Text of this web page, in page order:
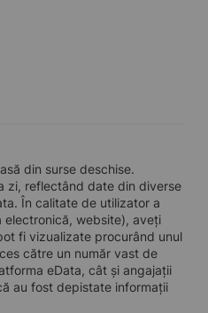
din surse deschise.
zi, reflectând date din diverse
În calitate de utilizator a
website), aveți
fi vizualizate procurând unul
către un număr vast de
eData, cât și angajații
au fost depistate informații